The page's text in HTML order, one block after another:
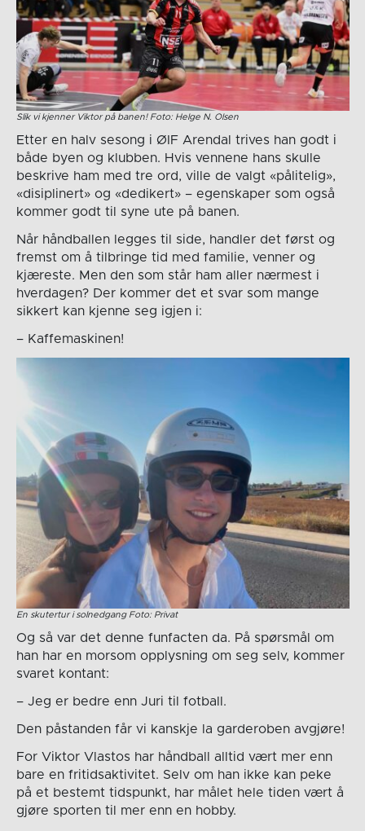
Slik vi kjenner Viktor på banen! Foto: Helge N. Olsen
Etter en halv sesong i ØIF Arendal trives han godt i
både byen og klubben. Hvis vennene hans skulle
beskrive ham med tre ord, ville de valgt «pålitelig»,
«disiplinert» og «dedikert» – egenskaper som også
kommer godt til syne ute på banen.
Når håndballen legges til side, handler det først og
fremst om å tilbringe tid med familie, venner og
kjæreste. Men den som står ham aller nærmest i
hverdagen? Der kommer det et svar som mange
sikkert kan kjenne seg igjen i:
– Kaffemaskinen!
En skutertur i solnedgang Foto: Privat
Og så var det denne funfacten da. På spørsmål om
han har en morsom opplysning om seg selv, kommer
svaret kontant:
– Jeg er bedre enn Juri til fotball.
Den påstanden får vi kanskje la garderoben avgjøre!
For Viktor Vlastos har håndball alltid vært mer enn
bare en fritidsaktivitet. Selv om han ikke kan peke
på et bestemt tidspunkt, har målet hele tiden vært å
gjøre sporten til mer enn en hobby.